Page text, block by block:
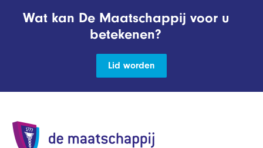
Wat kan De Maatschappij voor u
betekenen?
Lid worden